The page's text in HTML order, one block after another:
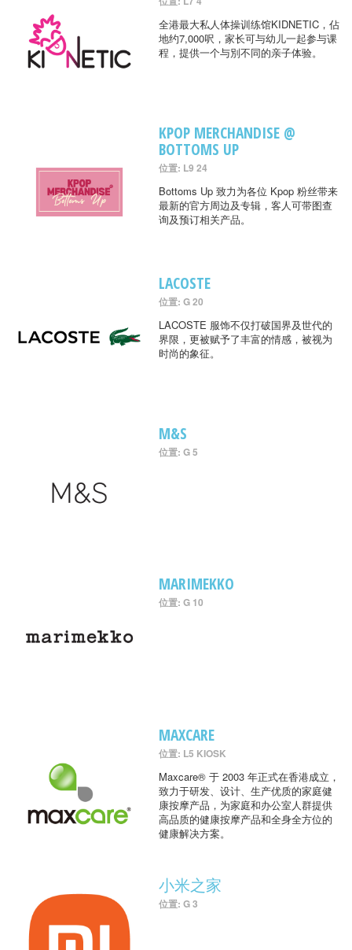
全港最大私人体操训练馆KIDNETIC，佔
地约7,000呎，家长可与幼儿一起参与课
程，提供一个与別不同的亲子体验。
KPOP MERCHANDISE @
BOTTOMS UP
位置: L9 24
Bottoms Up 致力为各位 Kpop 粉丝带来
最新的官方周边及专辑，客人可带图查
询及预订相关产品。
LACOSTE
位置: G 20
LACOSTE 服饰不仅打破国界及世代的
界限，更被赋予了丰富的情感，被视为
时尚的象征。
M&S
位置: G 5
MARIMEKKO
位置: G 10
MAXCARE
位置: L5 KIOSK
Maxcare® 于 2003 年正式在香港成立，
致力于研发、设计、生产优质的家庭健
康按摩产品，为家庭和办公室人群提供
高品质的健康按摩产品和全身全方位的
健康解决方案。
小米之家
位置: G 3